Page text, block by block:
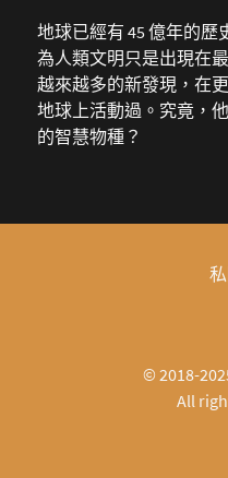
地球已經有 45 億年的
為人類文明只是出現在
越來越多的新發現，在
地球上活動過。究竟，
的智慧物種？
© 2018-
All